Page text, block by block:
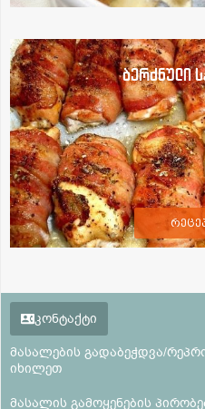
ბერძნული
კონტაქტი
მასალების გადაბეჭდვა/
იხილეთ
მასალის გამოყენების